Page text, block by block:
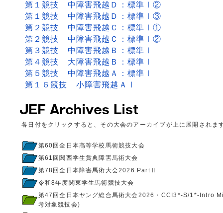
第１競技 中障害飛越Ｄ：標準Ⅰ②
第１競技 中障害飛越Ｄ：標準Ⅰ③
第２競技 中障害飛越Ｃ：標準Ⅰ①
第２競技 中障害飛越Ｃ：標準Ⅰ②
第３競技 中障害飛越Ｂ：標準Ⅰ
第４競技 大障害飛越Ｂ：標準Ⅰ
第５競技 中障害飛越Ａ：標準Ⅰ
第１６競技 小障害飛越ＡⅠ
各日付をクリックすると、その大会のアーカイブが上に展開されま
第60回全日本高等学校馬術競技大会
第61回関西学生賞典障害馬術大会
第78回全日本障害馬術大会2026 PartⅡ
令和8年度関東学生馬術競技大会
第47回全日本ヤング総合馬術大会2026・CCI3*-S/1*-Intro
考対象競技会)